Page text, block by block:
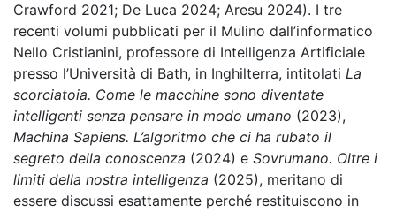
Crawford 2021; De Luca 2024; Aresu 2024). I tre
recenti volumi pubblicati per il Mulino dall’informatico
Nello Cristianini, professore di Intelligenza Artificiale
presso l’Università di Bath, in Inghilterra, intitolati La
scorciatoia. Come le macchine sono diventate
intelligenti senza pensare in modo umano (2023),
Machina Sapiens. L’algoritmo che ci ha rubato il
segreto della conoscenza (2024) e Sovrumano. Oltre i
limiti della nostra intelligenza (2025), meritano di
essere discussi esattamente perché restituiscono in